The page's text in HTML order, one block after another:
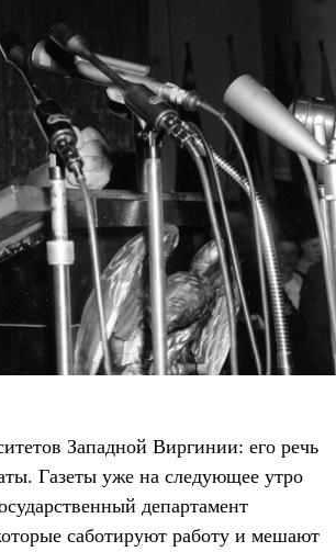
Западной Виргинии: его речь
Газеты уже на следующее утро
департамент
саботируют работу и мешают